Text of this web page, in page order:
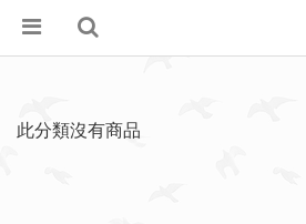
此分類沒有商品